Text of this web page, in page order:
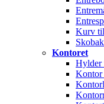
Kurv
Kontoret
Hylder
Kontor